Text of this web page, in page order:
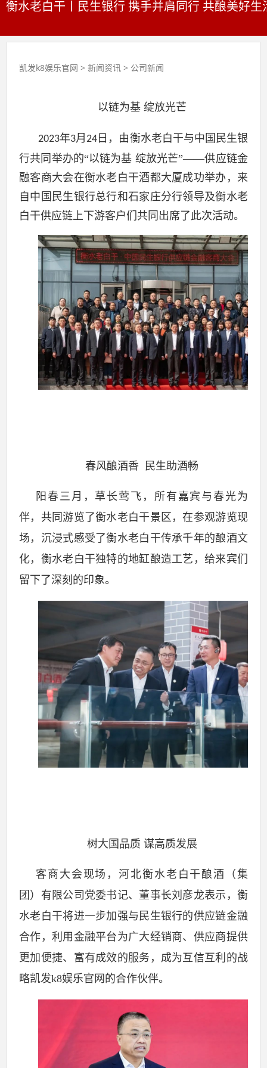
衡水老白干丨民生银行 携手并肩同行 共酿美好
凯发k8娱乐官网 >新闻资讯 > 公司新闻
以链为基 绽放光芒
2023年3月24 日 ，由衡水老白干与中国民生银
行共同举办的“以链为基 绽放光芒”——供应链金
融客商大会在衡水老白干酒都大厦成功举办，来
自中国民生银行总行和石家庄分行领导及衡水老
白干供应链上下游客户们共同出席了此次活动。
春风酿酒香 民生助酒畅
阳春三月，草长莺飞，所有嘉宾与春光为
伴，共同游览了衡水老白干景区，在参观游览现
场，沉浸式感受了衡水老白干传承千年的酿酒文
化，衡水老白干独特的地缸酿造工艺，给来宾们
留下了深刻的印象。
树大国品质 谋高质发展
客商大会现场，河北衡水老白干酿酒（集
团）有限公司党委书记、董事长刘彦龙表示，衡
水老白干将进一步加强与民生银行的供应链金融
合作，利用金融平台为广大经销商、供应商提供
更加便捷、富有成效的服务，成为互信互利的战
略凯发k8娱乐官网的合作伙伴。